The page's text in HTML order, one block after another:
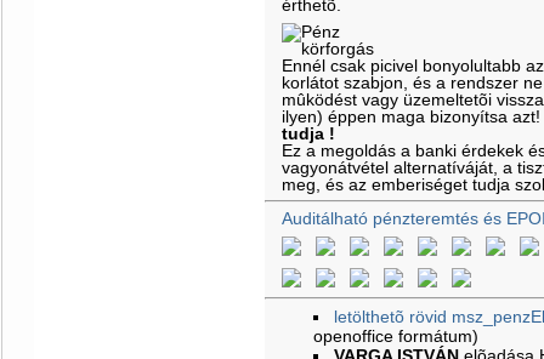
érthetõ.
Ennél csak picivel bonyolultabb
korlátot szabjon, és a rendszer
mûködést vagy üzemeltetõi
ilyen) éppen maga bizonyítsa azt!
tudja !
Ez a megoldás a banki érdekek
vagyonátvétel alternatíváját, a
meg, és az emberiséget tudja
Auditálható pénzteremtés és
letölthetõ rövid
openoffice formátum)